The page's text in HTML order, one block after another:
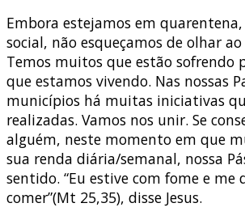
Embora estejamos em
social, não esqueçamos de olhar
Temos muitos que estão sofrendo
que estamos vivendo. Nas nossas
municípios há muitas iniciativas
realizadas. Vamos nos unir. Se
alguém, neste momento em que
sua renda diária/semanal, nossa
sentido. “Eu estive com fome e me
comer”(Mt 25,35), disse Jesus.